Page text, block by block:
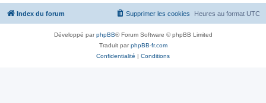
Index du forum Heures au format UTC
Supprimer les cookies
Développé parphpBB® Forum Software © phpBB Limited
Traduit parphpBB-fr.com
Confidentialité | Conditions